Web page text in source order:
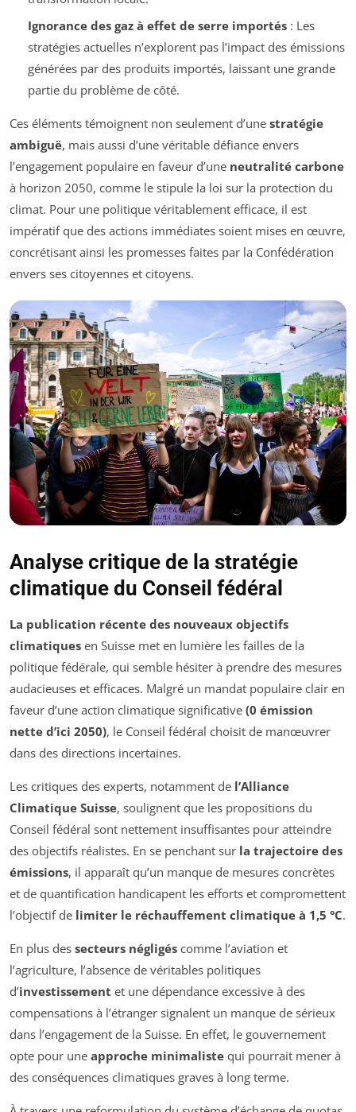
Ignorance des gaz à effet de serre importés: Les
stratégies actuelles n’explorent pas l’impact des émissions
générées par des produits importés, laissant une grande
partie du problème de côté.
Ces éléments témoignent non seulement d’une stratégie
ambiguë, mais aussi d’une véritable défiance envers
l’engagement populaire en faveur d’une neutralité carbone
à horizon 2050, comme le stipule la loi sur la protection du
climat. Pour une politique véritablement efficace, il est
impératif que des actions immédiates soient mises en œuvre,
concrétisant ainsi les promesses faites par la Confédération
envers ses citoyennes et citoyens.
Analyse critique de la stratégie
climatique du Conseil fédéral
La publication récente des nouveaux objectifs
climatiques en Suisse met en lumière les failles de la
politique fédérale, qui semble hésiter à prendre des mesures
audacieuses et efficaces. Malgré un mandat populaire clair en
faveur d’une action climatique significative (0 émission
nette d’ici 2050), le Conseil fédéral choisit de manœuvrer
dans des directions incertaines.
Les critiques des experts, notamment de l’Alliance
Climatique Suisse, soulignent que les propositions du
Conseil fédéral sont nettement insuffisantes pour atteindre
des objectifs réalistes. En se penchant sur la trajectoire des
émissions, il apparaît qu’un manque de mesures concrètes
et de quantification handicapent les efforts et compromettent
l’objectif de limiter le réchauffement climatique à 1,5 °C.
En plus des secteurs négligés comme l’aviation et
l’agriculture, l’absence de véritables politiques
d’investissement et une dépendance excessive à des
compensations à l’étranger signalent un manque de sérieux
dans l’engagement de la Suisse. En effet, le gouvernement
opte pour une approche minimaliste qui pourrait mener à
des conséquences climatiques graves à long terme.